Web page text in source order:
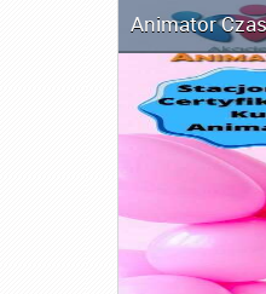
Animator